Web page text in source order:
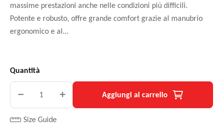
massime prestazioni anche nelle condizioni più difficili.
Potente e robusto, offre grande comfort grazie al manubrio
ergonomico e al...
Quantità
Aggiungi al carrello
Size Guide